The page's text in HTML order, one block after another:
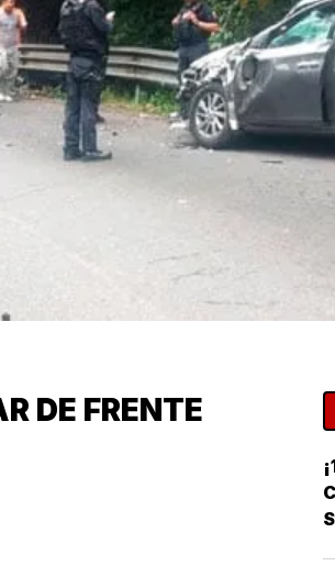
DE FRENTE